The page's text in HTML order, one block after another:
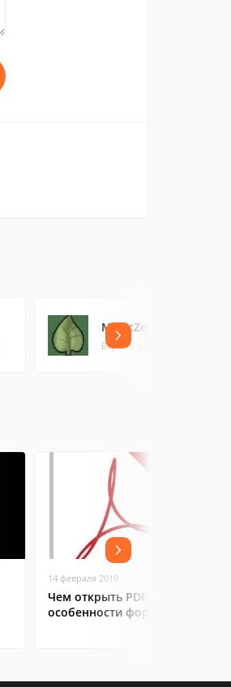
MusicZen Portable
Версия: 1.2 (0.61 МБ)
14 февраля 2019
Чем открыть PDF:
особенности формата